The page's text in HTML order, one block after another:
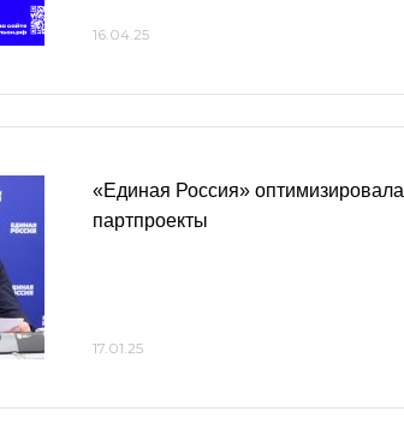
16.04.25
«Единая Россия» оптимизировала
партпроекты
17.01.25